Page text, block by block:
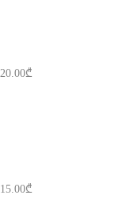
20.00₾
15.00₾